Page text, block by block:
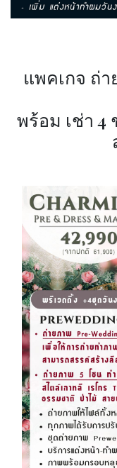
แพคเกจ ถ่า
พร้อม เช่า 4